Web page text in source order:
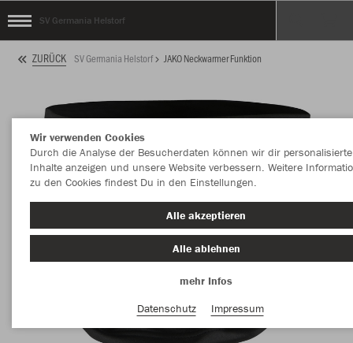
SV Germania Helstorf
ZURÜCK SV Germania Helstorf JAKO Neckwarmer Funktion
Wir verwenden Cookies
Durch die Analyse der Besucherdaten können wir dir personalisierte
Inhalte anzeigen und unsere Website verbessern. Weitere
zu den Cookies findest Du in den Einstellungen.
Alle akzeptieren
Alle ablehnen
mehr Infos
Datenschutz
Impressum